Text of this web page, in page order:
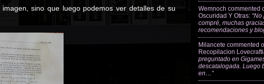
sino que luego podemos ver detalles de su
Wemnoch commented
Oscuridad Y Otras:
compré, muchas
recomendaciones y
Milancete commented
Recopilacion
preguntado en
descatalogada. Luego
en…”